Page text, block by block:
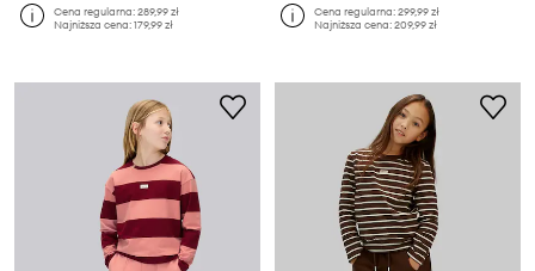
Cena regularna:289,99 zł
Najniższa cena:179,99 zł
Cena regularna:299,99 zł
Najniższa cena:209,99 zł